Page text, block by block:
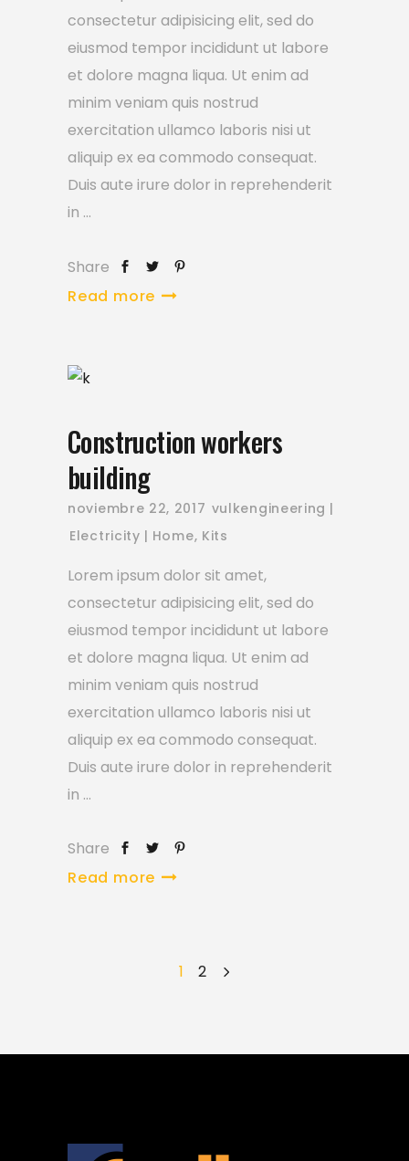
consectetur adipisicing elit, sed do
eiusmod tempor incididunt ut labore
et dolore magna liqua. Ut enim ad
minim veniam quis nostrud
exercitation ullamco laboris nisi ut
aliquip ex ea commodo consequat.
Duis aute irure dolor in reprehenderit
in
Share
Read more
Construction workers
building
noviembre 22, 2017 vulkengineering
Electricity
Home, Kits
Lorem ipsum dolor sit amet,
consectetur adipisicing elit, sed do
eiusmod tempor incididunt ut labore
et dolore magna liqua. Ut enim ad
minim veniam quis nostrud
exercitation ullamco laboris nisi ut
aliquip ex ea commodo consequat.
Duis aute irure dolor in reprehenderit
in
Share
Read more
1 2